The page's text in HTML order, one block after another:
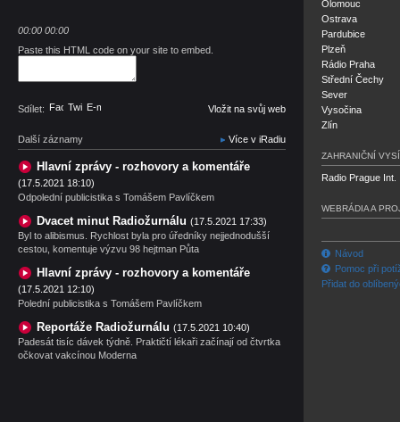
00:00 00:00
Paste this HTML code on your site to embed.
Sdílet: Facebook
TwitterE-mail Vložit na svůj web
Další záznamy Více v iRadiu
Hlavní zprávy - rozhovory a komentáře
(17.5.2021 18:10)
Odpolední publicistika s Tomášem Pavlíčkem
Dvacet minut Radiožurnálu (17.5.2021 17:33)
Byl to alibismus. Rychlost byla pro úředníky nejjednodušší
cestou, komentuje výzvu 98 hejtman Půta
Hlavní zprávy - rozhovory a komentáře
(17.5.2021 12:10)
Polední publicistika s Tomášem Pavlíčkem
Reportáže Radiožurnálu (17.5.2021 10:40)
Padesát tisíc dávek týdně. Praktičtí lékaři začínají od čtvrtka
očkovat vakcínou Moderna
Olomouc
Ostrava
Pardubice
Plzeň
Rádio Praha
Střední Čechy
Sever
Vysočina
Zlín
ZAHRANIČNÍ
Radio Prague Int.
WEBRÁDIA A
Návod
Pomoc při
Přidat do